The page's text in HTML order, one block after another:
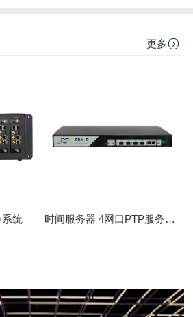
更多
统 时间服务器 4网口PTP服务器 CBM-D-40